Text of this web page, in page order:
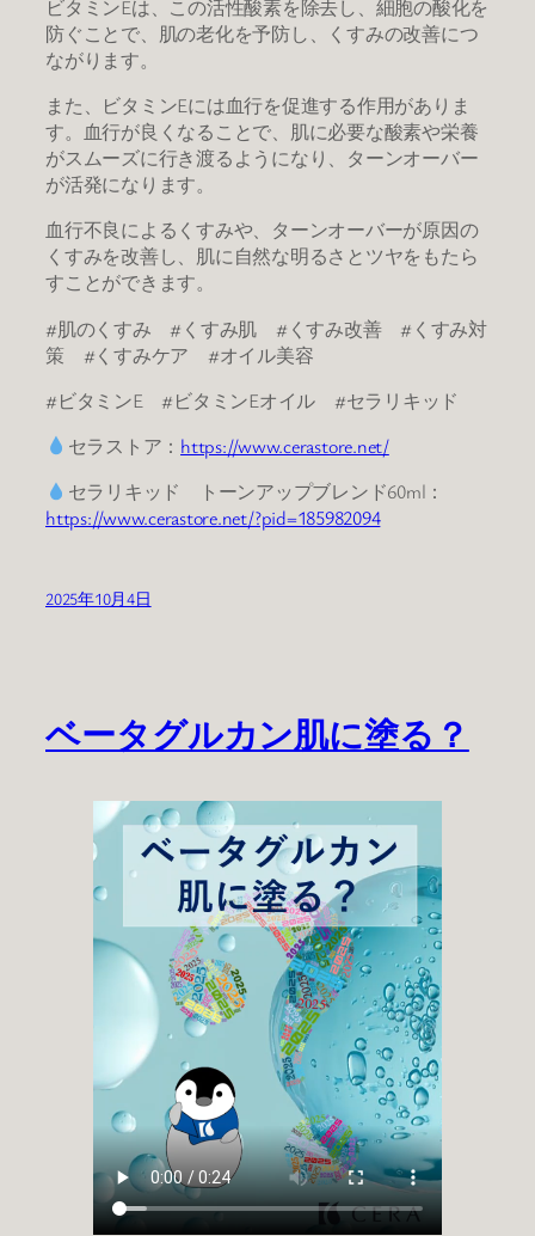
​ビタミンEは、この活性酸素を除去し、細胞の酸化を
防ぐことで、肌の老化を予防し、くすみの改善につ
ながります。
また、ビタミンEには血行を促進する作用がありま
す。​血行が良くなることで、肌に必要な酸素や栄養
がスムーズに行き渡るようになり、ターンオーバー
が活発になります。
​血行不良によるくすみや、ターンオーバーが原因の
くすみを改善し、肌に自然な明るさとツヤをもたら
すことができます。
#肌のくすみ #くすみ肌 #くすみ改善 #くすみ対
策 #くすみケア #オイル美容
#ビタミンE #ビタミンEオイル #セラリキッド
セラストア： https://www.cerastore.net/
セラリキッド トーンアップブレンド60ml：
https://www.cerastore.net/?pid=185982094
2025年10月4日
ベータグルカン肌に塗る？